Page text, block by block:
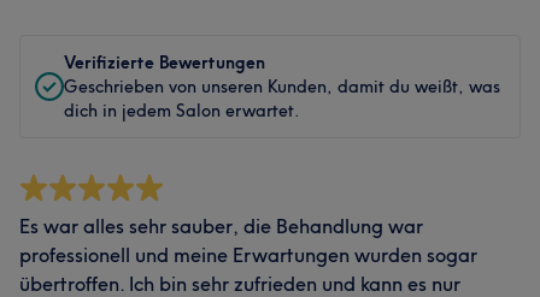
Verifizierte Bewertungen
Geschrieben von unseren Kunden, damit du weißt, was
dich in jedem Salon erwartet.
Es war alles sehr sauber, die Behandlung war
professionell und meine Erwartungen wurden sogar
übertroffen. Ich bin sehr zufrieden und kann es nur